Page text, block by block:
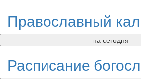
Православный
на сегодня
Расписание